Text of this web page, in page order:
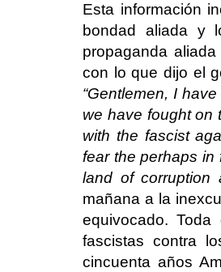
Esta información
bondad aliada y
propaganda
con lo que dijo el
“Gentlemen, I
we have fought on
with the fascist
fear the perhaps in
land of corruption
mañana a la
equivocado.
fascistas contra
cincuenta años